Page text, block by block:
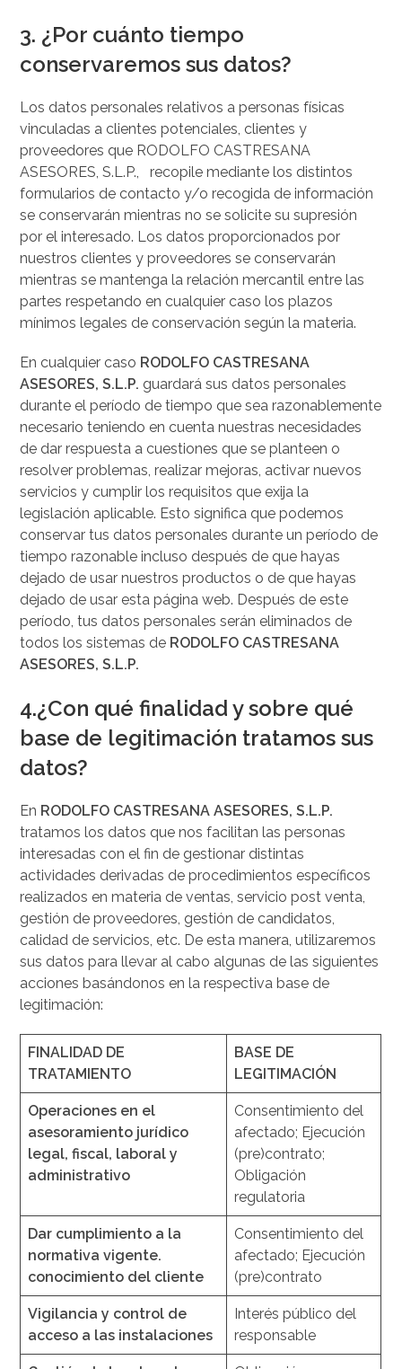
3. ¿Por cuánto tiempo
conservaremos sus datos?
Los datos personales relativos a personas físicas
vinculadas a clientes potenciales, clientes y
proveedores que RODOLFO CASTRESANA
ASESORES, S.L.P., recopile mediante los distintos
formularios de contacto y/o recogida de información
se conservarán mientras no se solicite su supresión
por el interesado. Los datos proporcionados por
nuestros clientes y proveedores se conservarán
mientras se mantenga la relación mercantil entre las
partes respetando en cualquier caso los plazos
mínimos legales de conservación según la materia.
En cualquier caso RODOLFO CASTRESANA
ASESORES, S.L.P. guardará sus datos personales
durante el período de tiempo que sea razonablemente
necesario teniendo en cuenta nuestras necesidades
de dar respuesta a cuestiones que se planteen o
resolver problemas, realizar mejoras, activar nuevos
servicios y cumplir los requisitos que exija la
legislación aplicable. Esto significa que podemos
conservar tus datos personales durante un período de
tiempo razonable incluso después de que hayas
dejado de usar nuestros productos o de que hayas
dejado de usar esta página web. Después de este
período, tus datos personales serán eliminados de
todos los sistemas de RODOLFO CASTRESANA
ASESORES, S.L.P.
4.¿Con qué finalidad y sobre qué
base de legitimación tratamos sus
datos?
En RODOLFO CASTRESANA ASESORES, S.L.P.
tratamos los datos que nos facilitan las personas
interesadas con el fin de gestionar distintas
actividades derivadas de procedimientos específicos
realizados en materia de ventas, servicio post venta,
gestión de proveedores, gestión de candidatos,
calidad de servicios, etc. De esta manera, utilizaremos
sus datos para llevar al cabo algunas de las siguientes
acciones basándonos en la respectiva base de
legitimación:
FINALIDAD DE
TRATAMIENTO
BASE DE
LEGITIMACIÓN
Operaciones en el
asesoramiento jurídico
legal, fiscal, laboral y
administrativo
Consentimiento del
afectado; Ejecución
(pre)contrato;
Obligación
regulatoria
Dar cumplimiento a la
normativa vigente.
conocimiento del cliente
Consentimiento del
afectado; Ejecución
(pre)contrato
Vigilancia y control de
acceso a las instalaciones
Interés público del
responsable